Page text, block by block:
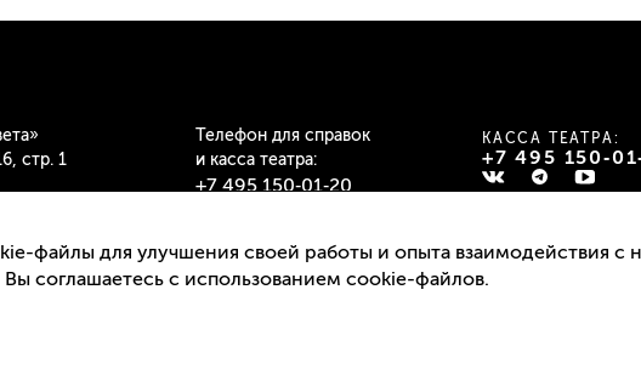
стр. 1
Телефон для справок
и касса театра:
+7 495 150‑01‑20
Сб–Вс: 12:00–19:00
Перерыв: 15:00–16:00
КАССА ТЕАТРА:
+7 495
файлы для улучшения своей работы и опыта взаимодействия с
соглашаетесь с использованием cookie-файлов.